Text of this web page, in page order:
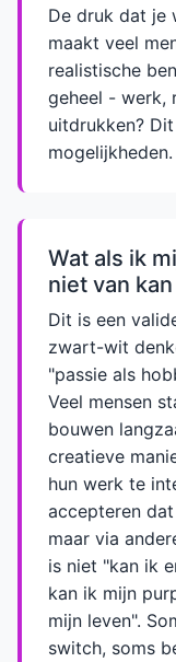
De druk dat je
maakt veel
realistische
geheel - werk,
uitdrukken?
mogelijkheden.
Wat als ik
niet van
Dit is een
zwart-wit
"passie als
Veel mensen
bouwen
creatieve
hun werk te
accepteren
maar via
is niet "kan ik
kan ik mijn
mijn leven".
switch, soms